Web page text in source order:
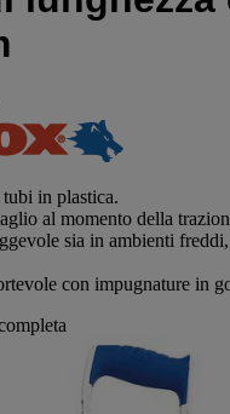
tubi in plastica.
al momento della
sia in ambienti
con impugnature in